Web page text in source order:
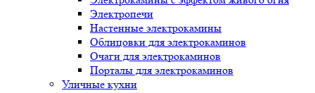
Электропечи
Настенные электрокамины
Облицовки для электрокаминов
Очаги для электрокаминов
Порталы для электрокаминов
Уличные кухни